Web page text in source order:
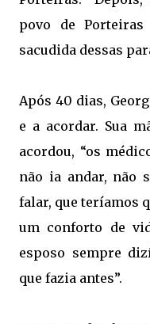
povo de
sacudida dessas
Após 40 dias,
e a acordar. Sua
acordou, “os
não ia andar, não
falar, que teríamos
um conforto de
esposo sempre
que fazia antes”.